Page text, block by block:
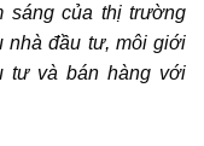
sáng của thị trường
nhà đầu tư, môi giới
tư và bán hàng với